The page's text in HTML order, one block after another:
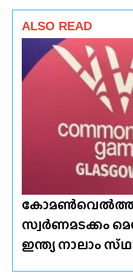
ALSO READ
കോമൺവെൽത്ത്
സ്വർണമടക്കം
ഇന്ത്യ നാലാം